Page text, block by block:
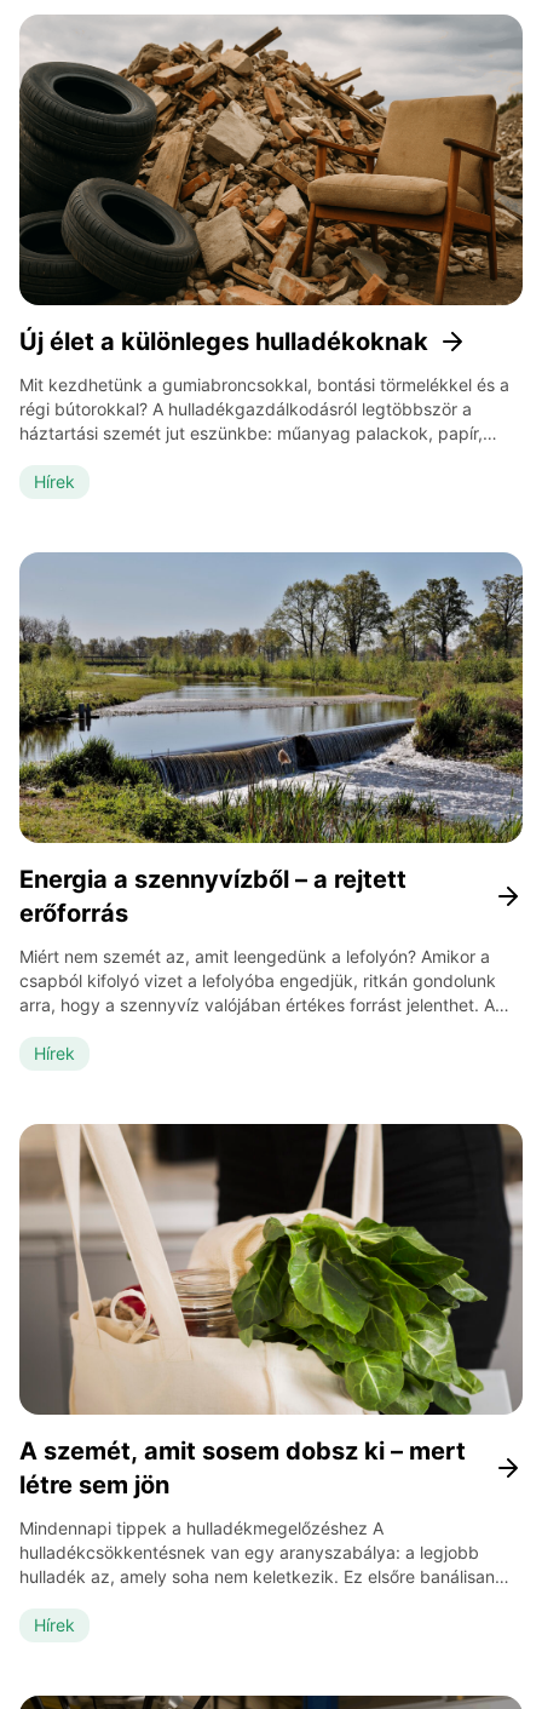
elképzelések, a bevezetni […]
Új élet a különleges hulladékoknak
Mit kezdhetünk a gumiabroncsokkal, bontási törmelékkel és a
régi bútorokkal? A hulladékgazdálkodásról legtöbbször a
háztartási szemét jut eszünkbe: műanyag palackok, papír,
mennyiségük és összetételük miatt különösen nagy kihívást
összetettebb, mint a hagyományos szelektív hulladéké, […]
Hírek
Energia a szennyvízből – a rejtett
erőforrás
Miért nem szemét az, amit leengedünk a lefolyón? Amikor a
csapból kifolyó vizet a lefolyóba engedjük, ritkán gondolunk
arra, hogy a szennyvíz valójában értékes forrást jelenthet. A
szennyvíziszap évtizedeken át csak kezelendő problémának
[…]
Hírek
A szemét, amit sosem dobsz ki – mert
létre sem jön
Mindennapi tippek a hulladékmegelőzéshez A
hulladékcsökkentésnek van egy aranyszabálya: a legjobb
hulladék az, amely soha nem keletkezik. Ez elsőre banálisan
alapelve. Minden tárgy, amit megveszünk, alapanyagokat,
környezetet is. A hulladékmegelőzés ezért nem […]
Hírek